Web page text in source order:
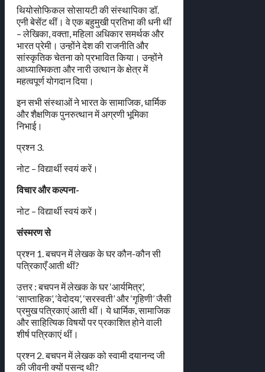
थियोसोफिकल सोसायटी की संस्थापिका डॉ.
एनी बेसेंट थीं। वे एक बहुमुखी प्रतिभा की धनी थीं
– लेखिका, वक्ता, महिला अधिकार समर्थक और
भारत प्रेमी। उन्होंने देश की राजनीति और
सांस्कृतिक चेतना को प्रभावित किया। उन्होंने
आध्यात्मिकता और नारी उत्थान के क्षेत्र में
महत्वपूर्ण योगदान दिया।
इन सभी संस्थाओं ने भारत के सामाजिक, धार्मिक
और शैक्षणिक पुनरुत्थान में अग्रणी भूमिका
निभाई।
प्रश्न 3.
नोट – विद्यार्थी स्वयं करें।
विचार और कल्पना-
नोट – विद्यार्थी स्वयं करें।
संस्मरण से
प्रश्न 1. बचपन में लेखक के घर कौन-कौन सी
पत्रिकाएँ आती थीं?
उत्तर : बचपन में लेखक के घर ‘आर्यमित्र’,
‘साप्ताहिक’, ‘वेदोदय’, ‘सरस्वती’ और ‘गृहिणी’ जैसी
प्रमुख पत्रिकाएं आती थीं। ये धार्मिक, सामाजिक
और साहित्यिक विषयों पर प्रकाशित होने वाली
शीर्ष पत्रिकाएं थीं।
प्रश्न 2. बचपन में लेखक को स्वामी दयानन्द जी
की जीवनी क्यों पसन्द थी?